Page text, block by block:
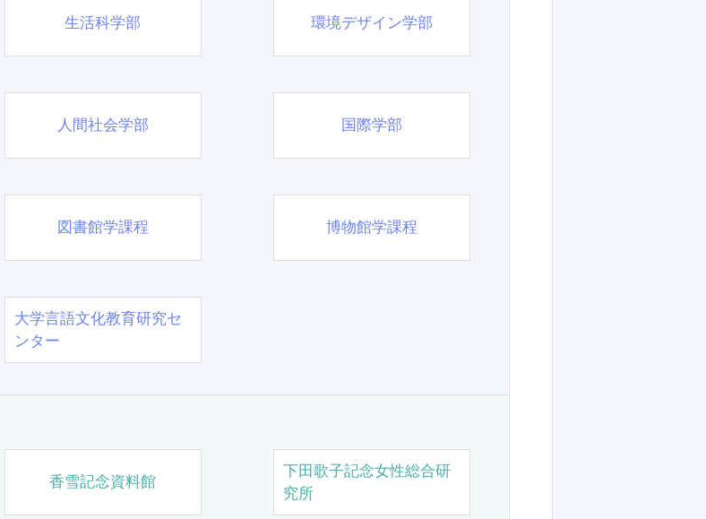
生活科学部 環境デザイン学部
人間社会学部 国際学部
図書館学課程 博物館学課程
大学言語文化教育研究セ
ンター
香雪記念資料館
下田歌子記念女性総合研
究所